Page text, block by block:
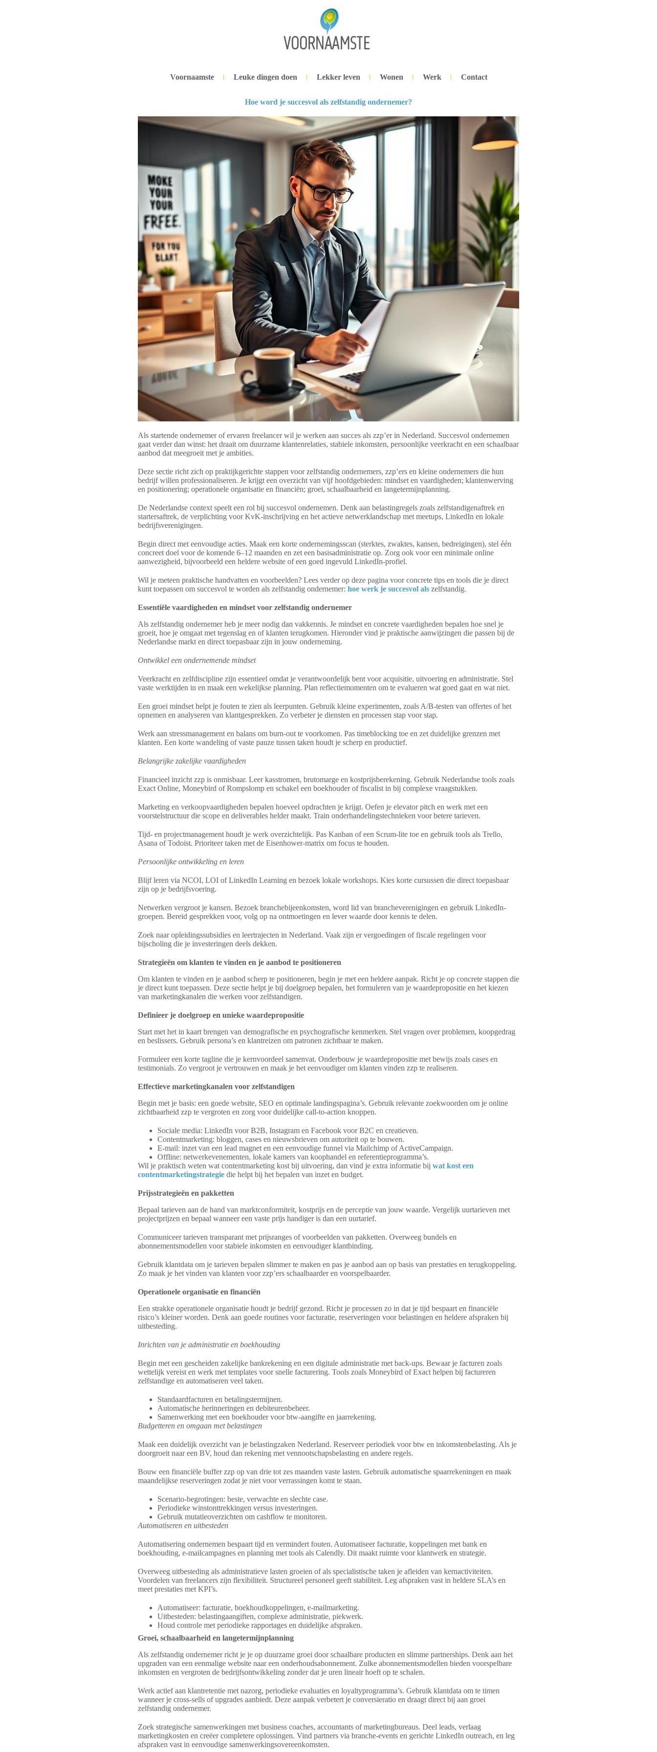
Voornaamste Leuke dingen doen Lekker leven Wonen Werk Contact
Hoe word je succesvol als zelfstandig ondernemer?
Als startende ondernemer of ervaren freelancer wil je werken aan succes als zzp’er in Nederland. Succesvol ondernemen
gaat verder dan winst: het draait om duurzame klantenrelaties, stabiele inkomsten, persoonlijke veerkracht en een schaalbaar
aanbod dat meegroeit met je ambities.
Deze sectie richt zich op praktijkgerichte stappen voor zelfstandig ondernemers, zzp’ers en kleine ondernemers die hun
bedrijf willen professionaliseren. Je krijgt een overzicht van vijf hoofdgebieden: mindset en vaardigheden; klantenwerving
en positionering; operationele organisatie en financiën; groei, schaalbaarheid en langetermijnplanning.
De Nederlandse context speelt een rol bij succesvol ondernemen. Denk aan belastingregels zoals zelfstandigenaftrek en
startersaftrek, de verplichting voor KvK-inschrijving en het actieve netwerklandschap met meetups, LinkedIn en lokale
bedrijfsverenigingen.
Begin direct met eenvoudige acties. Maak een korte ondernemingsscan (sterktes, zwaktes, kansen, bedreigingen), stel één
concreet doel voor de komende 6–12 maanden en zet een basisadministratie op. Zorg ook voor een minimale online
aanwezigheid, bijvoorbeeld een heldere website of een goed ingevuld LinkedIn-profiel.
Wil je meteen praktische handvatten en voorbeelden? Lees verder op deze pagina voor concrete tips en tools die je direct
kunt toepassen om succesvol te worden als zelfstandig ondernemer: hoe werk je succesvol als zelfstandig.
Essentiële vaardigheden en mindset voor zelfstandig ondernemer
Als zelfstandig ondernemer heb je meer nodig dan vakkennis. Je mindset en concrete vaardigheden bepalen hoe snel je
groeit, hoe je omgaat met tegenslag en of klanten terugkomen. Hieronder vind je praktische aanwijzingen die passen bij de
Nederlandse markt en direct toepasbaar zijn in jouw onderneming.
Ontwikkel een ondernemende mindset
Veerkracht en zelfdiscipline zijn essentieel omdat je verantwoordelijk bent voor acquisitie, uitvoering en administratie. Stel
vaste werktijden in en maak een wekelijkse planning. Plan reflectiemomenten om te evalueren wat goed gaat en wat niet.
Een groei mindset helpt je fouten te zien als leerpunten. Gebruik kleine experimenten, zoals A/B-testen van offertes of het
opnemen en analyseren van klantgesprekken. Zo verbeter je diensten en processen stap voor stap.
Werk aan stressmanagement en balans om burn-out te voorkomen. Pas timeblocking toe en zet duidelijke grenzen met
klanten. Een korte wandeling of vaste pauze tussen taken houdt je scherp en productief.
Belangrijke zakelijke vaardigheden
Financieel inzicht zzp is onmisbaar. Leer kasstromen, brutomarge en kostprijsberekening. Gebruik Nederlandse tools zoals
Exact Online, Moneybird of Rompslomp en schakel een boekhouder of fiscalist in bij complexe vraagstukken.
Marketing en verkoopvaardigheden bepalen hoeveel opdrachten je krijgt. Oefen je elevator pitch en werk met een
voorstelstructuur die scope en deliverables helder maakt. Train onderhandelingstechnieken voor betere tarieven.
Tijd- en projectmanagement houdt je werk overzichtelijk. Pas Kanban of een Scrum-lite toe en gebruik tools als Trello,
Asana of Todoist. Prioriteer taken met de Eisenhower-matrix om focus te houden.
Persoonlijke ontwikkeling en leren
Blijf leren via NCOI, LOI of LinkedIn Learning en bezoek lokale workshops. Kies korte cursussen die direct toepasbaar
zijn op je bedrijfsvoering.
Netwerken vergroot je kansen. Bezoek branchebijeenkomsten, word lid van brancheverenigingen en gebruik LinkedIn-
groepen. Bereid gesprekken voor, volg op na ontmoetingen en lever waarde door kennis te delen.
Zoek naar opleidingssubsidies en leertrajecten in Nederland. Vaak zijn er vergoedingen of fiscale regelingen voor
bijscholing die je investeringen deels dekken.
Strategieën om klanten te vinden en je aanbod te positioneren
Om klanten te vinden en je aanbod scherp te positioneren, begin je met een heldere aanpak. Richt je op concrete stappen die
je direct kunt toepassen. Deze sectie helpt je bij doelgroep bepalen, het formuleren van je waardepropositie en het kiezen
van marketingkanalen die werken voor zelfstandigen.
Definieer je doelgroep en unieke waardepropositie
Start met het in kaart brengen van demografische en psychografische kenmerken. Stel vragen over problemen, koopgedrag
en beslissers. Gebruik persona’s en klantreizen om patronen zichtbaar te maken.
Formuleer een korte tagline die je kernvoordeel samenvat. Onderbouw je waardepropositie met bewijs zoals cases en
testimonials. Zo vergroot je vertrouwen en maak je het eenvoudiger om klanten vinden zzp te realiseren.
Effectieve marketingkanalen voor zelfstandigen
Begin met je basis: een goede website, SEO en optimale landingspagina’s. Gebruik relevante zoekwoorden om je online
zichtbaarheid zzp te vergroten en zorg voor duidelijke call-to-action knoppen.
Sociale media: LinkedIn voor B2B, Instagram en Facebook voor B2C en creatieven.
Contentmarketing: bloggen, cases en nieuwsbrieven om autoriteit op te bouwen.
E-mail: inzet van een lead magnet en een eenvoudige funnel via Mailchimp of ActiveCampaign.
Offline: netwerkevenementen, lokale kamers van koophandel en referentieprogramma’s.
Wil je praktisch weten wat contentmarketing kost bij uitvoering, dan vind je extra informatie bij wat kost een
contentmarketingstrategie die helpt bij het bepalen van inzet en budget.
Prijsstrategieën en pakketten
Bepaal tarieven aan de hand van marktconformiteit, kostprijs en de perceptie van jouw waarde. Vergelijk uurtarieven met
projectprijzen en bepaal wanneer een vaste prijs handiger is dan een uurtarief.
Communiceer tarieven transparant met prijsranges of voorbeelden van pakketten. Overweeg bundels en
abonnementsmodellen voor stabiele inkomsten en eenvoudiger klantbinding.
Gebruik klantdata om je tarieven bepalen slimmer te maken en pas je aanbod aan op basis van prestaties en terugkoppeling.
Zo maak je het vinden van klanten voor zzp’ers schaalbaarder en voorspelbaarder.
Operationele organisatie en financiën
Een strakke operationele organisatie houdt je bedrijf gezond. Richt je processen zo in dat je tijd bespaart en financiële
risico’s kleiner worden. Denk aan goede routines voor facturatie, reserveringen voor belastingen en heldere afspraken bij
uitbesteding.
Inrichten van je administratie en boekhouding
Begin met een gescheiden zakelijke bankrekening en een digitale administratie met back-ups. Bewaar je facturen zoals
wettelijk vereist en werk met templates voor snelle facturering. Tools zoals Moneybird of Exact helpen bij factureren
zelfstandige en automatiseren veel taken.
Standaardfacturen en betalingstermijnen.
Automatische herinneringen en debiteurenbeheer.
Samenwerking met een boekhouder voor btw-aangifte en jaarrekening.
Budgetteren en omgaan met belastingen
Maak een duidelijk overzicht van je belastingzaken Nederland. Reserveer periodiek voor btw en inkomstenbelasting. Als je
doorgroeit naar een BV, houd dan rekening met vennootschapsbelasting en andere regels.
Bouw een financiële buffer zzp op van drie tot zes maanden vaste lasten. Gebruik automatische spaarrekeningen en maak
maandelijkse reserveringen zodat je niet voor verrassingen komt te staan.
Scenario-begrotingen: beste, verwachte en slechte case.
Periodieke winstonttrekkingen versus investeringen.
Gebruik mutatieoverzichten om cashflow te monitoren.
Automatiseren en uitbesteden
Automatisering ondernemen bespaart tijd en vermindert fouten. Automatiseer facturatie, koppelingen met bank en
boekhouding, e-mailcampagnes en planning met tools als Calendly. Dit maakt ruimte voor klantwerk en strategie.
Overweeg uitbesteding als administratieve lasten groeien of als specialistische taken je afleiden van kernactiviteiten.
Voordelen van freelancers zijn flexibiliteit. Structureel personeel geeft stabiliteit. Leg afspraken vast in heldere SLA’s en
meet prestaties met KPI’s.
Automatiseer: facturatie, boekhoudkoppelingen, e-mailmarketing.
Uitbesteden: belastingaangiften, complexe administratie, piekwerk.
Houd controle met periodieke rapportages en duidelijke afspraken.
Groei, schaalbaarheid en langetermijnplanning
Als zelfstandig ondernemer richt je je op duurzame groei door schaalbare producten en slimme partnerships. Denk aan het
upgraden van een eenmalige website naar een onderhoudsabonnement. Zulke abonnementsmodellen bieden voorspelbare
inkomsten en vergroten de bedrijfsontwikkeling zonder dat je uren lineair hoeft op te schalen.
Werk actief aan klantretentie met nazorg, periodieke evaluaties en loyaltyprogramma’s. Gebruik klantdata om te timen
wanneer je cross-sells of upgrades aanbiedt. Deze aanpak verbetert je conversieratio en draagt direct bij aan groei
zelfstandig ondernemer.
Zoek strategische samenwerkingen met business coaches, accountants of marketingbureaus. Deel leads, verlaag
marketingkosten en creëer completere oplossingen. Vind partners via branche-events en gerichte LinkedIn outreach, en leg
afspraken vast in eenvoudige samenwerkingsovereenkomsten.